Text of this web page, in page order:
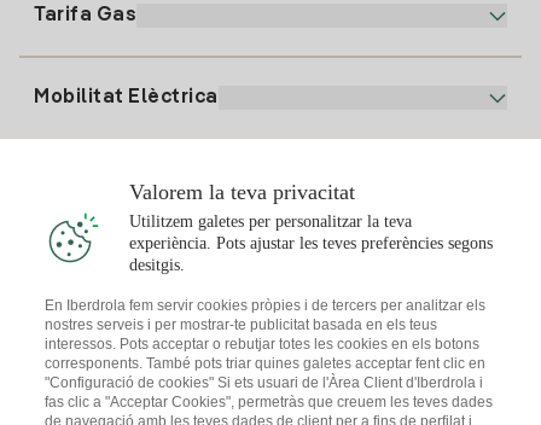
91 919 52 73
clientes@tuiberdrola.es
Alta Gas
Tarifa Gas
Mobilitat Elèctrica
Punts de Recàrrega
Simulador Plaques Solars
Comunitats Solars
T'interessa
Consells Llum
Consells Gas
Descarrega l'App Iberdola Clients
Valorem la teva privacitat
Utilitzem galetes per personalitzar la teva
experiència. Pots ajustar les teves preferències segons
desitgis.
En Iberdrola fem servir cookies pròpies i de tercers per analitzar els
nostres serveis i per mostrar-te publicitat basada en els teus
interessos. Pots acceptar o rebutjar totes les cookies en els botons
corresponents. També pots triar quines galetes acceptar fent clic en
"Configuració de cookies" Si ets usuari de l'Àrea Client d'Iberdrola i
fas clic a "Acceptar Cookies", permetràs que creuem les teves dades
de navegació amb les teves dades de client per a fins de perfilat i